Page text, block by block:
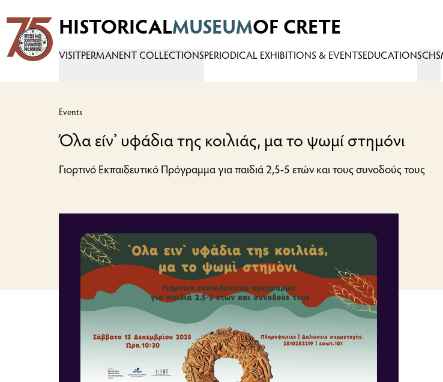
Logo HISTORICALMUSEUMOF CRETE
VISITPERMANENT COLLECTIONSPERIODICAL EXHIBITIONS & EVENTSEDUCATIONSCHS
Events
Όλα είν’ υφάδια της κοιλιάς, μα το ψωμί στημόνι
Γιορτινό Εκπαιδευτικό Πρόγραμμα για παιδιά 2,5-5 ετών και τους συνοδούς τους